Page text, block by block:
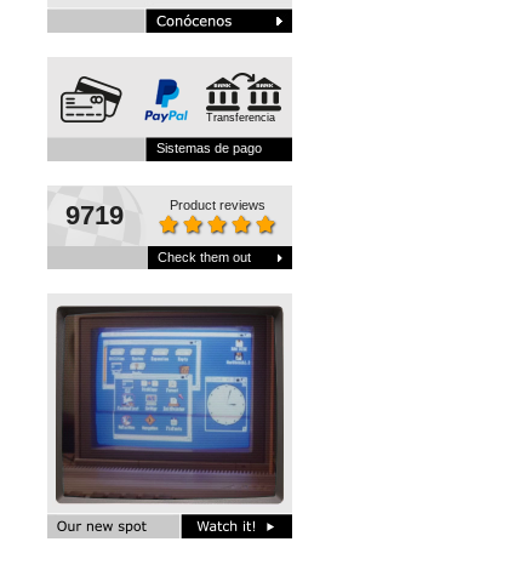
Transferencia
Sistemas de pago
9719 Product reviews
Check them out